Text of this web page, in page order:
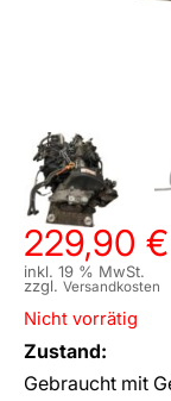
229,90 €
inkl. 19 % MwSt.
zzgl. Versandkosten
Nicht vorrätig
Zustand:
Gebraucht mit